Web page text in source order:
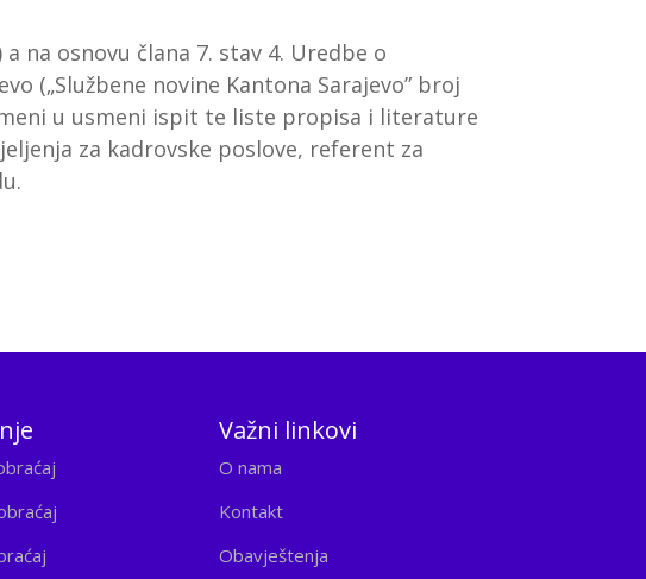
na osnovu člana 7. stav 4. Uredbe o
(„Službene novine Kantona Sarajevo” broj
u usmeni ispit te liste propisa i literature
za kadrovske poslove, referent za
Važni linkovi
O nama
Kontakt
Obavještenja